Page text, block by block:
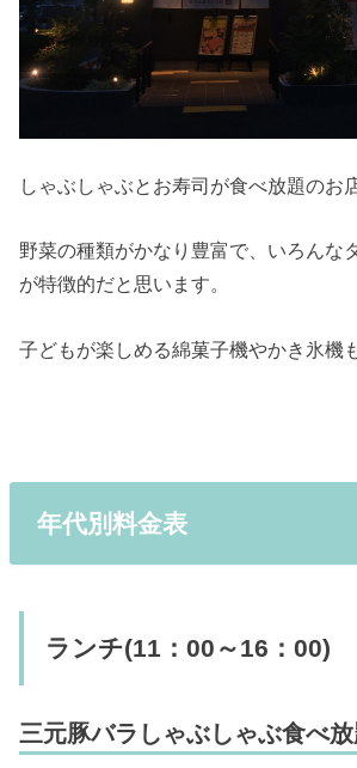
しゃぶしゃぶとお寿司が食べ放題のお
野菜の種類がかなり豊富で、いろんな
が特徴的だと思います。
子どもが楽しめる綿菓子機やかき氷機
年代別料金表
ランチ(11：00～16：00)
三元豚バラしゃぶしゃぶ食べ